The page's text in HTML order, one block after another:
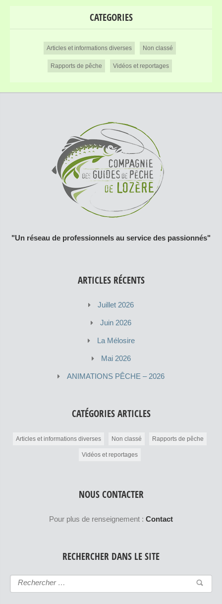
CATEGORIES
Articles et informations diverses Non classé
Rapports de pêche Vidéos et reportages
"Un réseau de professionnels au service des passionnés"
ARTICLES RÉCENTS
Juillet 2026
Juin 2026
La Mélosire
Mai 2026
ANIMATIONS PÊCHE – 2026
CATÉGORIES ARTICLES
Articles et informations diverses Non classé Rapports de pêche
Vidéos et reportages
NOUS CONTACTER
Pour plus de renseignement : Contact
RECHERCHER DANS LE SITE